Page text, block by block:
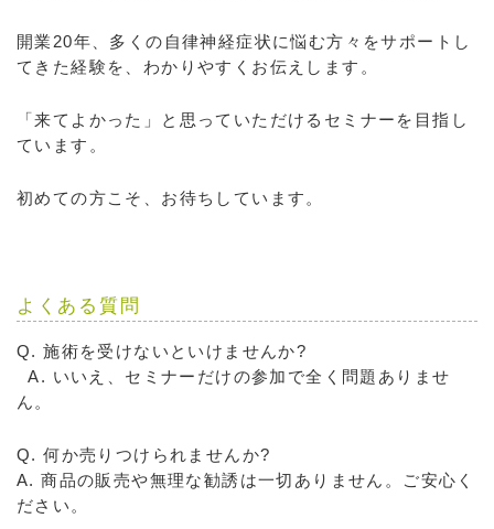
開業20年、多くの自律神経症状に悩む方々をサポートし
てきた経験を、わかりやすくお伝えします。
「来てよかった」と思っていただけるセミナーを目指し
ています。
初めての方こそ、お待ちしています。
よくある質問
Q. 施術を受けないといけませんか?
A. いいえ、セミナーだけの参加で全く問題ありませ
ん。
Q. 何か売りつけられませんか?
A. 商品の販売や無理な勧誘は一切ありません。ご安心く
ださい。